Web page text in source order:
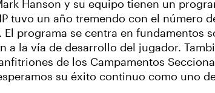
Hanson y su equipo tienen un
tuvo un año tremendo con el número
programa se centra en fundamentos
la vía de desarrollo del jugador.
de los Campamentos
su éxito continuo como uno